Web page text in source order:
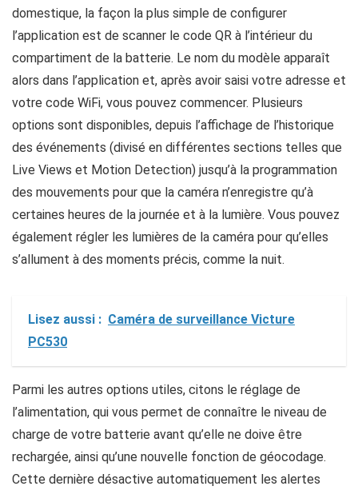
domestique, la façon la plus simple de configurer
l’application est de scanner le code QR à l’intérieur du
compartiment de la batterie. Le nom du modèle apparaît
alors dans l’application et, après avoir saisi votre adresse et
votre code WiFi, vous pouvez commencer. Plusieurs
options sont disponibles, depuis l’affichage de l’historique
des événements (divisé en différentes sections telles que
Live Views et Motion Detection) jusqu’à la programmation
des mouvements pour que la caméra n’enregistre qu’à
certaines heures de la journée et à la lumière. Vous pouvez
également régler les lumières de la caméra pour qu’elles
s’allument à des moments précis, comme la nuit.
Lisez aussi : Caméra de surveillance Victure
PC530
Parmi les autres options utiles, citons le réglage de
l’alimentation, qui vous permet de connaître le niveau de
charge de votre batterie avant qu’elle ne doive être
rechargée, ainsi qu’une nouvelle fonction de géocodage.
Cette dernière désactive automatiquement les alertes